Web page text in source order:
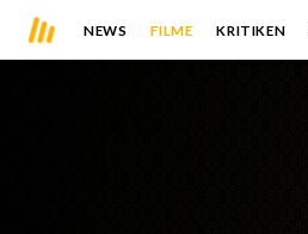
NEWS FILME KRITIKEN